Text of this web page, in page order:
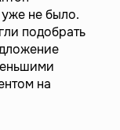
не было.
подобрать
на